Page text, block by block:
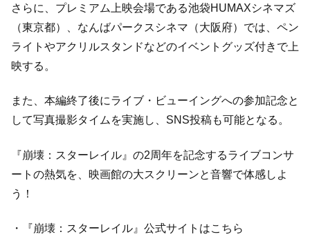
さらに、プレミアム上映会場である池袋HUMAXシネマズ
（東京都）、なんばパークスシネマ（大阪府）では、ペン
ライトやアクリルスタンドなどのイベントグッズ付きで上
映する。
また、本編終了後にライブ・ビューイングへの参加記念と
して写真撮影タイムを実施し、SNS投稿も可能となる。
『崩壊：スターレイル』の2周年を記念するライブコンサ
ートの熱気を、映画館の大スクリーンと音響で体感しよ
う！
・『崩壊：スターレイル』公式サイトはこちら